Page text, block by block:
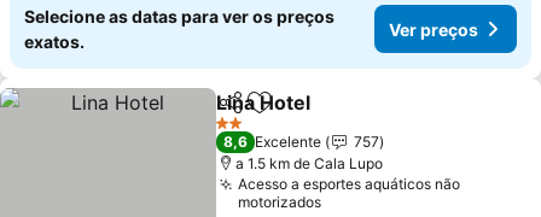
Selecione as datas para ver os preços
exatos.
Ver preços
PartilharAdicionar aos favoritos
Lina Hotel
2 Estrelas
8,6 Excelente
757
a 1.5 km de Cala Lupo
Acesso a esportes aquáticos não
motorizados